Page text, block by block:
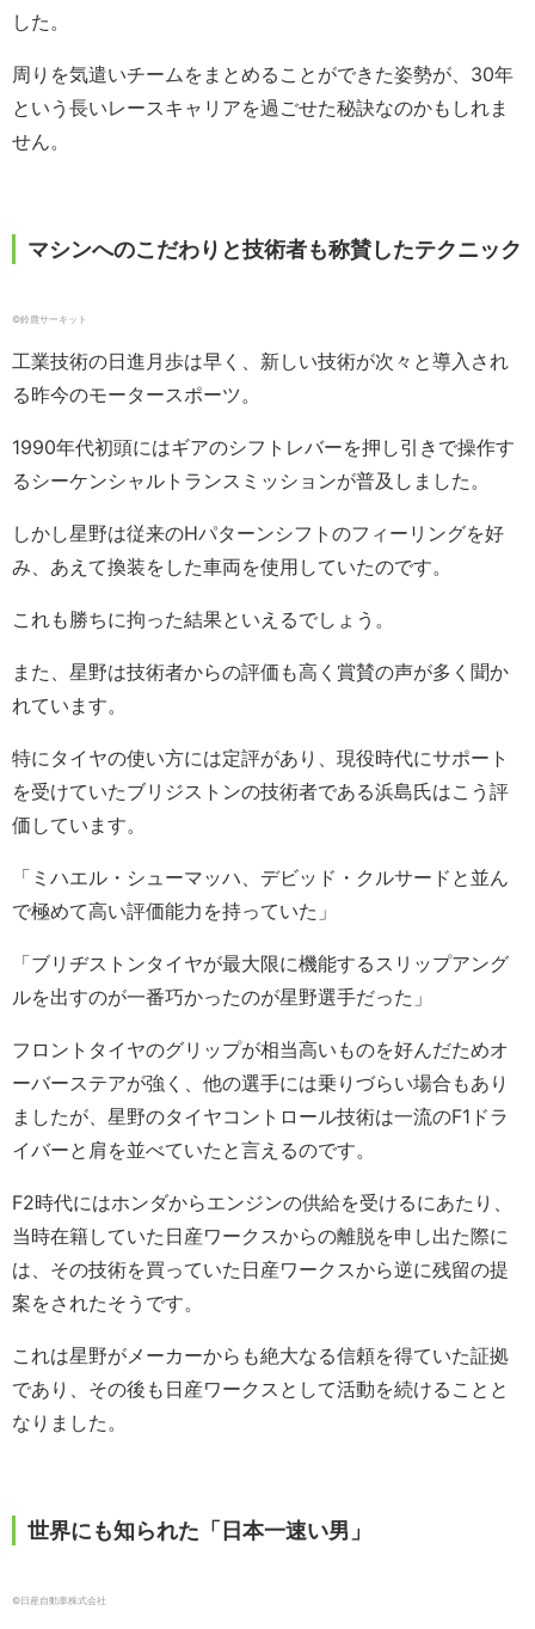
した。
周りを気遣いチームをまとめることができた姿勢が、30年
という長いレースキャリアを過ごせた秘訣なのかもしれま
せん。
マシンへのこだわりと技術者も称賛したテクニック
©鈴鹿サーキット
工業技術の日進月歩は早く、新しい技術が次々と導入され
る昨今のモータースポーツ。
1990年代初頭にはギアのシフトレバーを押し引きで操作す
るシーケンシャルトランスミッションが普及しました。
しかし星野は従来のHパターンシフトのフィーリングを好
み、あえて換装をした車両を使用していたのです。
これも勝ちに拘った結果といえるでしょう。
また、星野は技術者からの評価も高く賞賛の声が多く聞か
れています。
特にタイヤの使い方には定評があり、現役時代にサポート
を受けていたブリジストンの技術者である浜島氏はこう評
価しています。
「ミハエル・シューマッハ、デビッド・クルサードと並ん
で極めて高い評価能力を持っていた」
「ブリヂストンタイヤが最大限に機能するスリップアング
ルを出すのが一番巧かったのが星野選手だった」
フロントタイヤのグリップが相当高いものを好んだためオ
ーバーステアが強く、他の選手には乗りづらい場合もあり
ましたが、星野のタイヤコントロール技術は一流のF1ドラ
イバーと肩を並べていたと言えるのです。
F2時代にはホンダからエンジンの供給を受けるにあたり、
当時在籍していた日産ワークスからの離脱を申し出た際に
は、その技術を買っていた日産ワークスから逆に残留の提
案をされたそうです。
これは星野がメーカーからも絶大なる信頼を得ていた証拠
であり、その後も日産ワークスとして活動を続けることと
なりました。
世界にも知られた「日本一速い男」
©︎日産自動車株式会社